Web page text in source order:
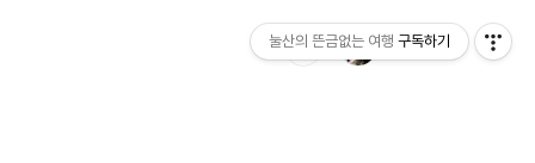
눌산의 뜬금없는 여행 구독하기